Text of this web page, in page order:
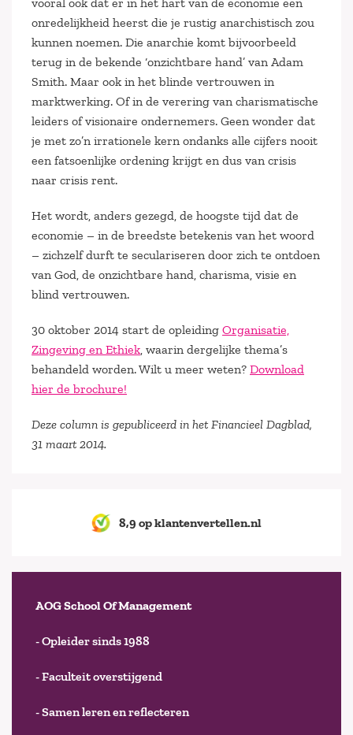
onredelijkheid heerst die je rustig anarchistisch zou
kunnen noemen. Die anarchie komt bijvoorbeeld
terug in de bekende ‘onzichtbare hand’ van Adam
Smith. Maar ook in het blinde vertrouwen in
marktwerking. Of in de verering van charismatische
leiders of visionaire ondernemers. Geen wonder dat
je met zo’n irrationele kern ondanks alle cijfers nooit
een fatsoenlijke ordening krijgt en dus van crisis
naar crisis rent.
Het wordt, anders gezegd, de hoogste tijd dat de
economie – in de breedste betekenis van het woord
– zichzelf durft te seculariseren door zich te ontdoen
van God, de onzichtbare hand, charisma, visie en
blind vertrouwen.
30 oktober 2014 start de opleiding Organisatie,
Zingeving en Ethiek, waarin dergelijke thema’s
behandeld worden. Wilt u meer weten? Download
hier de brochure!
Deze column is gepubliceerd in het Financieel Dagblad,
31 maart 2014.
8,9 op klantenvertellen.nl
AOG School Of Management
- Opleider sinds 1988
- Faculteit overstijgend
- Samen leren en reflecteren